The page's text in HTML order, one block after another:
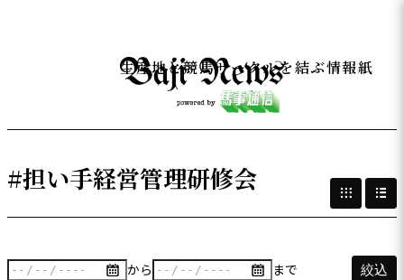
生産地と競馬サークルを結ぶ情報紙
#担い手経営管理研修会
から まで 絞込